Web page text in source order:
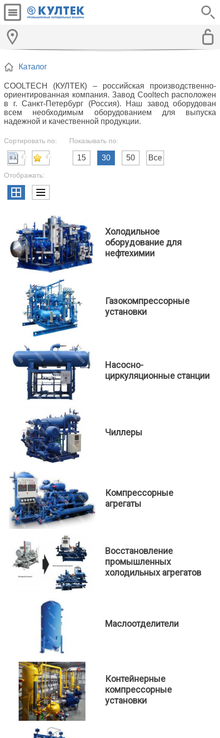
Каталог
COOLTECH (КУЛТЕК) – российская производственно-
ориентированная компания. Завод Cooltech расположен
в г. Санкт-Петербург (Россия). Наш завод оборудован
всем необходимым оборудованием для выпуска
надежной и качественной продукции.
Сортировать по: Показывать по:
15 30 50 Все
Отображать:
Холодильное
оборудование для
нефтехимии
Газокомпрессорные
установки
Насосно-
циркуляционные станции
Чиллеры
Компрессорные
агрегаты
Восстановление
промышленных
холодильных агрегатов
Маслоотделители
Контейнерные
компрессорные
установки